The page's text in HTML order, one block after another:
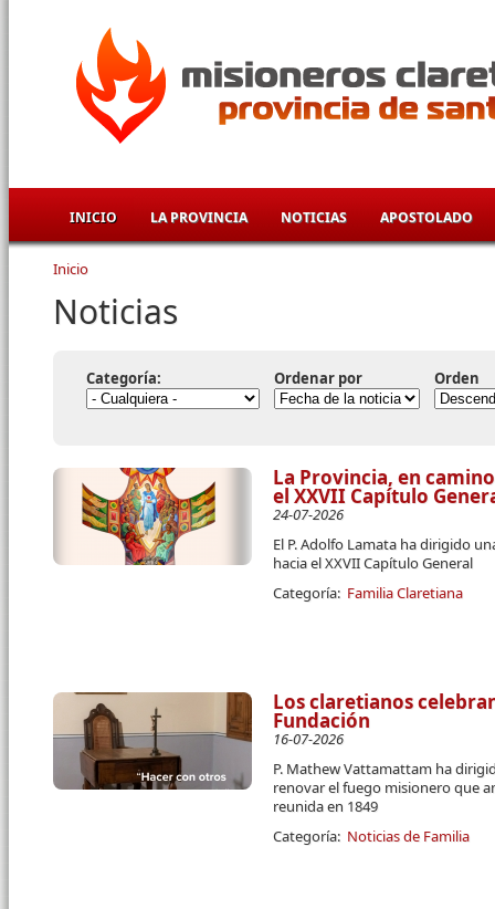
INICIO LA PROVINCIA NOTICIAS APOSTOLADO
Se encuentra usted aquí
Inicio
Noticias
Categoría: Ordenar por Orden
La Provincia, en
el XXVII Capítulo
24-07-2026
El P. Adolfo Lamata ha dirigido
hacia el XXVII Capítulo General
Categoría: Familia Claretiana
Los claretianos
Fundación
16-07-2026
P. Mathew Vattamattam ha
renovar el fuego misionero que
reunida en 1849
Categoría: Noticias de Familia